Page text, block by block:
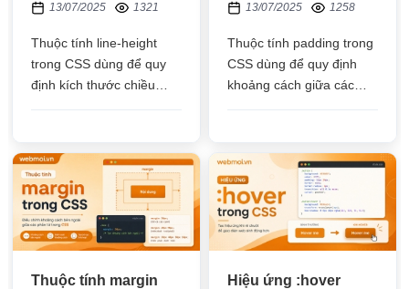
13/07/2025 1321
Thuộc tính line-height
trong CSS dùng để quy
định kích thước chiều
13/07/2025 1258
Thuộc tính padding trong
CSS dùng để quy định
khoảng cách giữa các
Thuộc tính margin
Hiệu ứng :hover